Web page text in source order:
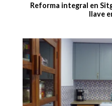
Reforma integral en
llave